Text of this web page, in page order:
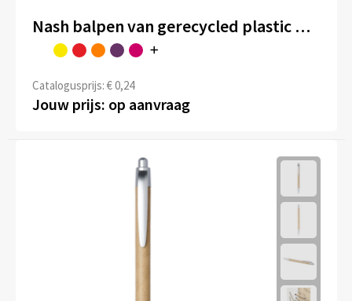
Nash balpen van gerecycled plastic met zwarte rand (zwarte inkt)
Catalogusprijs: € 0,24
Jouw prijs: op aanvraag